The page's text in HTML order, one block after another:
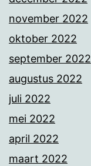
november 2022
oktober 2022
september 2022
augustus 2022
juli 2022
mei 2022
april 2022
maart 2022